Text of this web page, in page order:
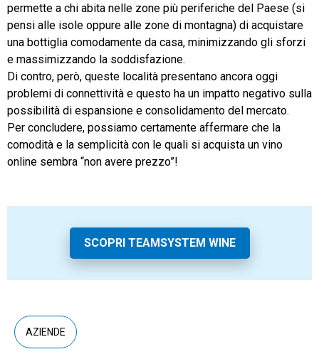
permette a chi abita nelle zone più periferiche del Paese (si
pensi alle isole oppure alle zone di montagna) di acquistare
una bottiglia comodamente da casa, minimizzando gli sforzi
e massimizzando la soddisfazione.
Di contro, però, queste località presentano ancora oggi
problemi di connettività e questo ha un impatto negativo sulla
possibilità di espansione e consolidamento del mercato.
Per concludere, possiamo certamente affermare che la
comodità e la semplicità con le quali si acquista un vino
online sembra “non avere prezzo”!
SCOPRI TEAMSYSTEM WINE
AZIENDE